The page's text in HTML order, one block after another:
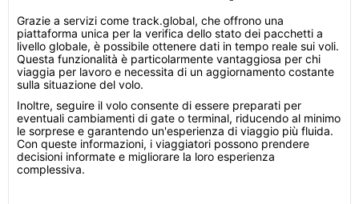
Grazie a servizi come track.global, che offrono una
piattaforma unica per la verifica dello stato dei pacchetti a
livello globale, è possibile ottenere dati in tempo reale sui voli.
Questa funzionalità è particolarmente vantaggiosa per chi
viaggia per lavoro e necessita di un aggiornamento costante
sulla situazione del volo.
Inoltre, seguire il volo consente di essere preparati per
eventuali cambiamenti di gate o terminal, riducendo al minimo
le sorprese e garantendo un'esperienza di viaggio più fluida.
Con queste informazioni, i viaggiatori possono prendere
decisioni informate e migliorare la loro esperienza
complessiva.